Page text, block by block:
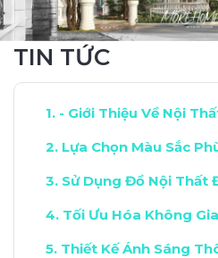
TIN TỨC
- Giới Thiệu Về Nội
Lựa Chọn Màu Sắc
Sử Dụng Đồ Nội Thất
Tối Ưu Hóa Không
Thiết Kế Ánh Sáng